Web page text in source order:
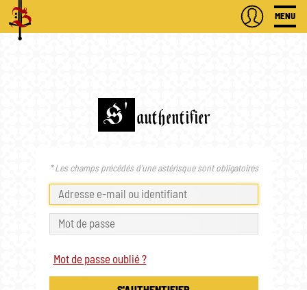
MENU
S' authentifier
* Les champs précédés d'une astérisque sont obligatoires
Mot de passe oublié ?